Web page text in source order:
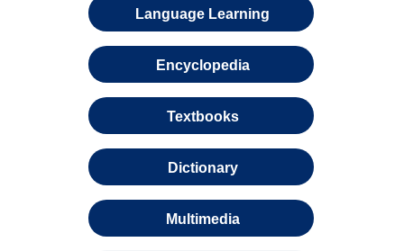
Language Learning
Encyclopedia
Textbooks
Dictionary
Multimedia